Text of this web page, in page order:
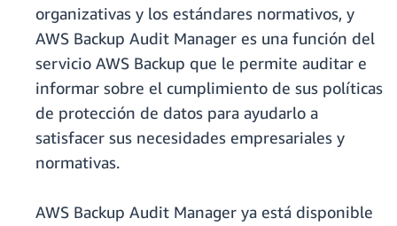
organizativas y los estándares normativos, y
AWS Backup Audit Manager es una función del
servicio AWS Backup que le permite auditar e
informar sobre el cumplimiento de sus políticas
de protección de datos para ayudarlo a
satisfacer sus necesidades empresariales y
normativas.
AWS Backup Audit Manager ya está disponible